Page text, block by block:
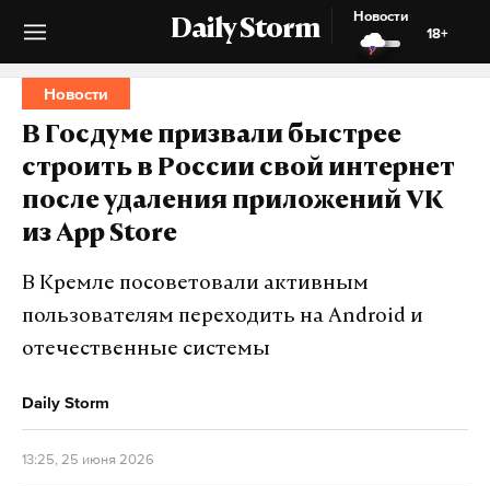
Daily Storm
Новости
18+
Новости
В Госдуме призвали быстрее
строить в России свой интернет
после удаления приложений VK
из App Store
В Кремле посоветовали активным
пользователям переходить на Android и
отечественные системы
Daily Storm
13:25, 25 июня 2026